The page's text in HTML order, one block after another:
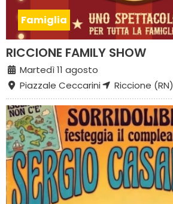
Famiglia
RICCIONE FAMILY SHOW
Martedì 11 agosto
Piazzale Ceccarini
Riccione (RN)